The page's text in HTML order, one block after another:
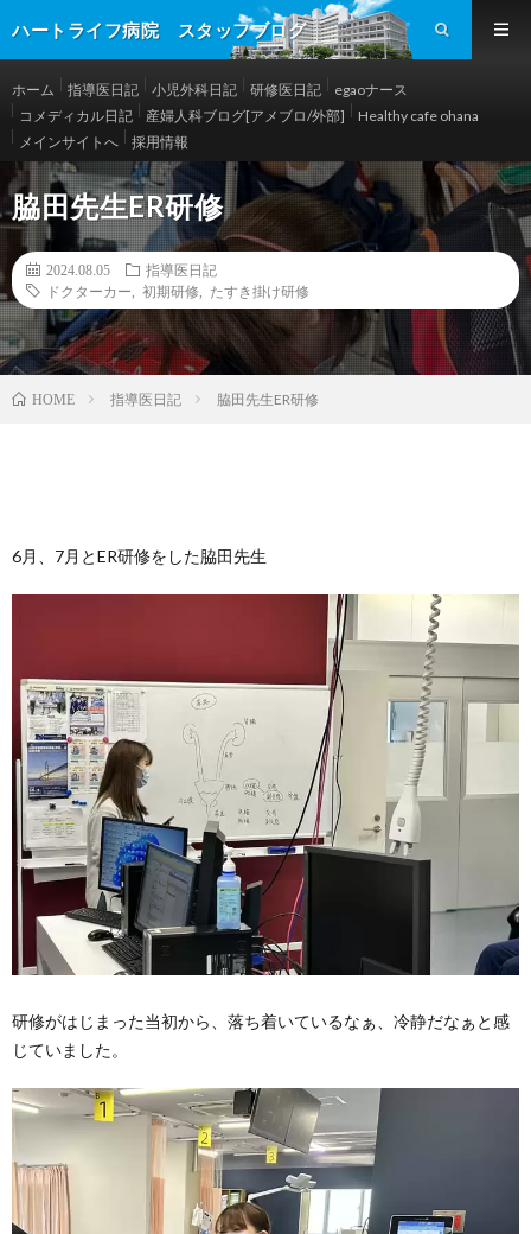
ハートライフ病院 スタッフブログ
ホーム 指導医日記 小児外科日記 研修医日記
egaoナース
コメディカル日記
産婦人科ブログ[アメブロ/外部]
Healthy cafe ohana
メインサイトへ
採用情報
脇田先生ER研修
2024.08.05
指導医日記
ドクターカー
初期研修 たすき掛け研修
HOME 指導医日記 脇田先生ER研修
6月、7月とER研修をした脇田先生
研修がはじまった当初から、落ち着いているなぁ、冷静だなぁと感
じていました。